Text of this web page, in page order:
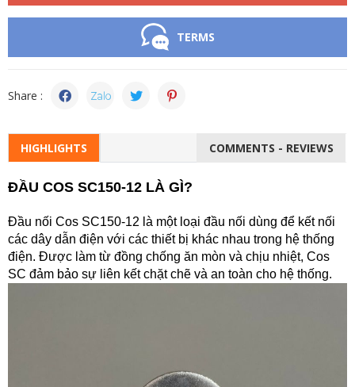
TERMS
Share :
HIGHLIGHTS COMMENTS - REVIEWS
ĐẦU COS SC150-12 LÀ GÌ?
Đầu nối Cos SC150-12 là một loại đầu nối dùng để kết nối
các dây dẫn điện với các thiết bị khác nhau trong hệ thống
điện. Được làm từ đồng chống ăn mòn và chịu nhiệt, Cos
SC đảm bảo sự liên kết chặt chẽ và an toàn cho hệ thống.